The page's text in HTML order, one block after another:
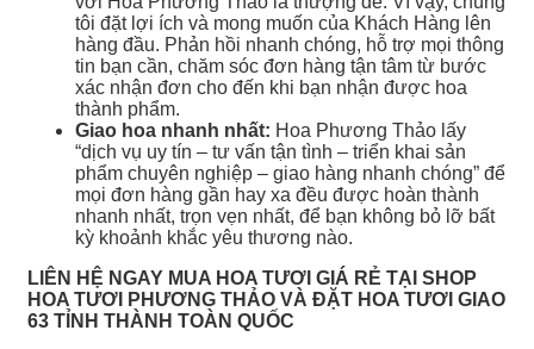
tôi đặt lợi ích và mong muốn của Khách Hàng lên
hàng đầu. Phản hồi nhanh chóng, hỗ trợ mọi thông
tin bạn cần, chăm sóc đơn hàng tận tâm từ bước
xác nhận đơn cho đến khi bạn nhận được hoa
thành phẩm.
Giao hoa nhanh nhất: Hoa Phương Thảo lấy
“dịch vụ uy tín – tư vấn tận tình – triển khai sản
phẩm chuyên nghiệp – giao hàng nhanh chóng” để
mọi đơn hàng gần hay xa đều được hoàn thành
nhanh nhất, trọn vẹn nhất, để bạn không bỏ lỡ bất
kỳ khoảnh khắc yêu thương nào.
LIÊN HỆ NGAY MUA HOA TƯƠI GIÁ RẺ TẠI SHOP
HOA TƯƠI PHƯƠNG THẢO VÀ ĐẶT HOA TƯƠI GIAO
63 TỈNH THÀNH TOÀN QUỐC